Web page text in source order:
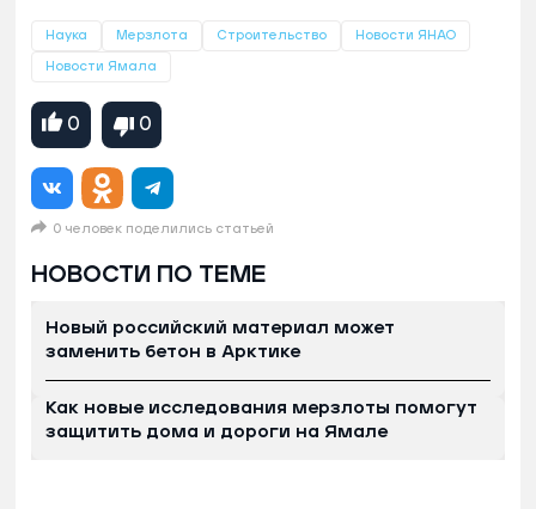
Наука Мерзлота Строительство Новости ЯНАО
Новости Ямала
0 0
0 человек поделились статьей
НОВОСТИ ПО ТЕМЕ
Новый российский материал может
заменить бетон в Арктике
Как новые исследования мерзлоты помогут
защитить дома и дороги на Ямале